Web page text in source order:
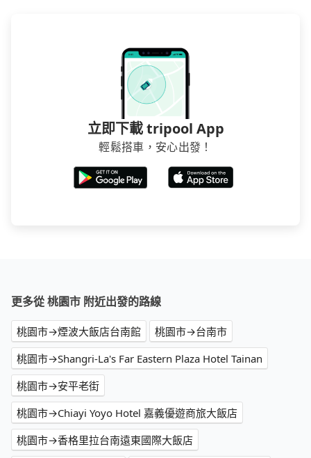
立即下載 tripool App
輕鬆搭車，安心出發！
更多從 桃園市 附近出發的路線
桃園市→煙波大飯店台南館
桃園市→台南市
桃園市→Shangri-La's Far Eastern Plaza Hotel Tainan
桃園市→安平老街
桃園市→Chiayi Yoyo Hotel 嘉義優遊商旅大飯店
桃園市→香格里拉台南遠東國際大飯店